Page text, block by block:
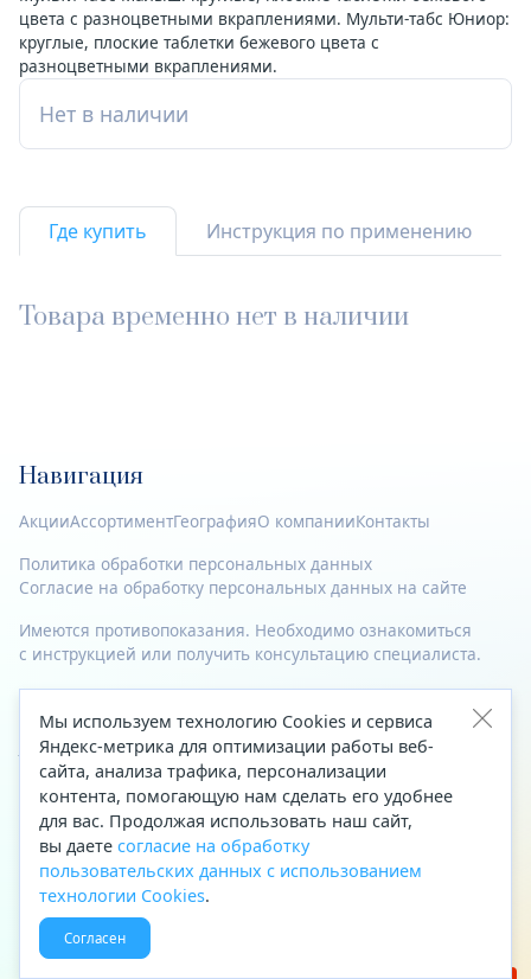
цвета с разноцветными вкраплениями. Мульти-табс Юниор:
круглые, плоские таблетки бежевого цвета с
разноцветными вкраплениями.
Нет в наличии
Где купить Инструкция по применению
Товара временно нет в наличии
Навигация
АкцииАссортиментГеографияО компанииКонтакты
Политика обработки персональных данных
Согласие на обработку персональных данных на сайте
Имеются противопоказания. Необходимо ознакомиться
с инструкцией или получить консультацию специалиста.
© 2023—2026 Все права защищены.
Адрес
Архангельск, ул. Папанина, д. 19 (вход в здание со стороны
автоцентра «Тойота»)
Приемная Генерального директора
Телефон
+7 (8182) 63-60-31
Факс
+7 (8182) 68-66-71
Эл. почта
office@aptekaf.ru
Мы используем технологию Cookies и сервиса
Яндекс-метрика для оптимизации работы веб-
сайта, анализа трафика, персонализации
контента, помогающую нам сделать его удобнее
для вас. Продолжая использовать наш сайт,
вы даете согласие на обработку
пользовательских данных с использованием
технологии Cookies.
Согласен